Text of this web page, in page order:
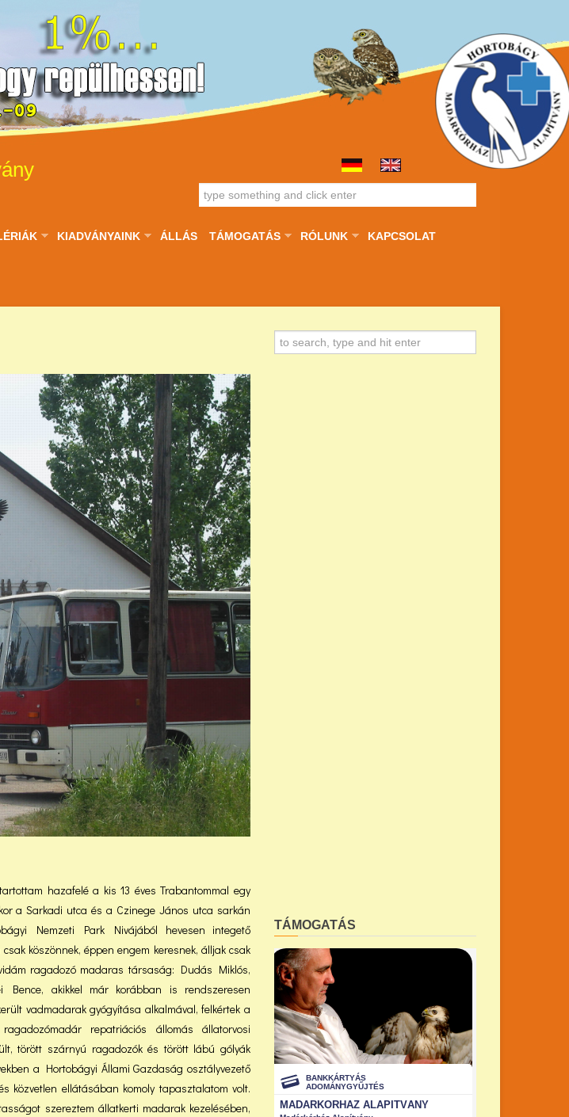
KIADVÁNYAINK ÁLLÁS TÁMOGATÁS RÓLUNK KAPCSOLAT
hazafelé a kis 13 éves Trabantommal egy
a Sarkadi utca és a Czinege János utca sarkán
Nemzeti Park Nivájából hevesen integető
köszönnek, éppen engem keresnek, álljak csak
ragadozó madaras társaság: Dudás Miklós,
akikkel már korábban is rendszeresen
vadmadarak gyógyítása alkalmával, felkértek a
repatriációs állomás állatorvosi
törött szárnyú ragadozók és törött lábú gólyák
a Hortobágyi Állami Gazdaság osztályvezető
közvetlen ellátásában komoly tapasztalatom volt.
szereztem állatkerti madarak kezelésében,
TÁMOGATÁS